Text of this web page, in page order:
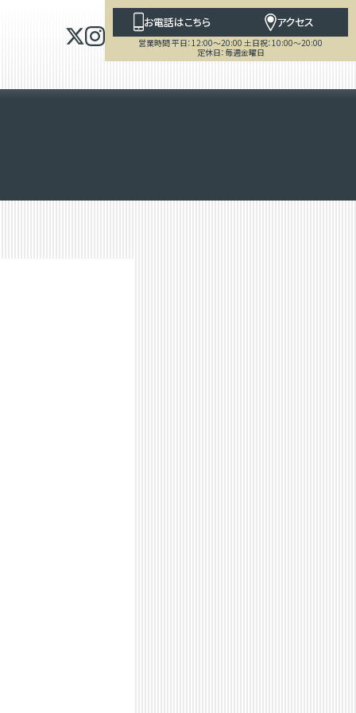
お電話はこちら アクセス
営業時間 平日：12:00～20:00 土日祝：10:00～20:00
定休日：毎週金曜日